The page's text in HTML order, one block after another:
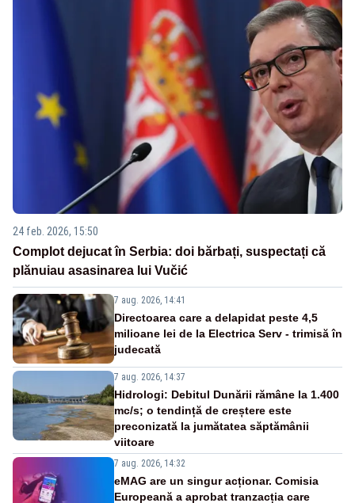
24 feb. 2026, 15:50
Complot dejucat în Serbia: doi bărbați, suspectați că
plănuiau asasinarea lui Vučić
7 aug. 2026, 14:41
Directoarea care a delapidat peste 4,5
milioane lei de la Electrica Serv - trimisă în
judecată
7 aug. 2026, 14:37
Hidrologi: Debitul Dunării rămâne la 1.400
mc/s; o tendință de creștere este
preconizată la jumătatea săptămânii
viitoare
7 aug. 2026, 14:32
eMAG are un singur acționar. Comisia
Europeană a aprobat tranzacția care